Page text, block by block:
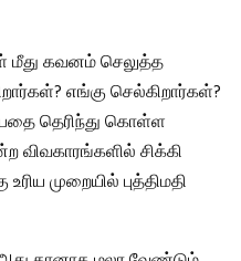
கவனம் செலுத்த
எங்கு செல்கிறார்கள்?
தெரிந்து கொள்ள
சிக்கி
முறையில் புத்திமதி